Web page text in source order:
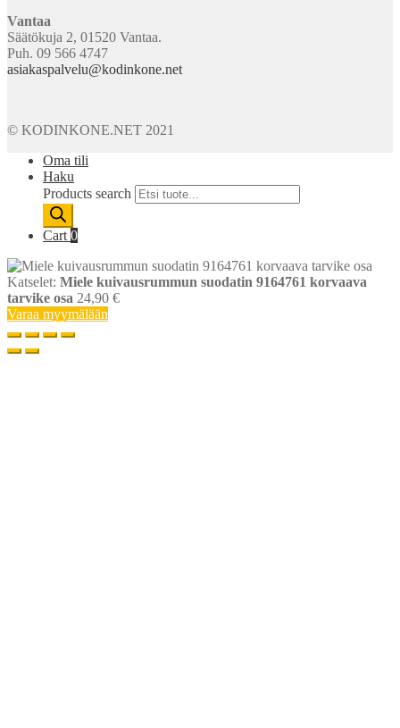
Vantaa
Säätökuja 2, 01520 Vantaa.
Puh. 09 566 4747
asiakaspalvelu@kodinkone.net
© KODINKONE.NET 2021
Oma tili
Haku
Products search
Cart0
Katselet: Miele kuivausrummun suodatin 9164761 korvaava
tarvike osa 24,90 €
Varaa myymälään